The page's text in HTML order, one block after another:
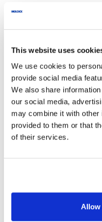
This website uses
We use cookies to
provide social media
We also share
our social media,
may combine it with other
provided to them or that
of their services.
Allow
VÝHODY